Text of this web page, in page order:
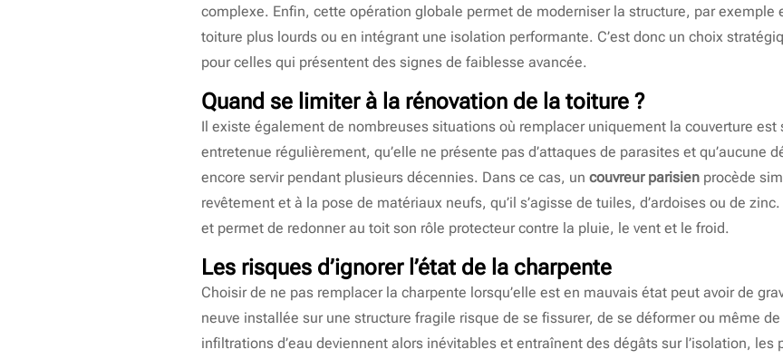
complexe. Enfin, cette opération globale permet de moderniser la structure, par exemple
toiture plus lourds ou en intégrant une isolation performante. C’est donc un choix
pour celles qui présentent des signes de faiblesse avancée.
Quand se limiter à la rénovation de la toiture ?
Il existe également de nombreuses situations où remplacer uniquement la couverture
entretenue régulièrement, qu’elle ne présente pas d’attaques de parasites et qu’aucune
encore servir pendant plusieurs décennies. Dans ce cas, un couvreur parisien procède
revêtement et à la pose de matériaux neufs, qu’il s’agisse de tuiles, d’ardoises ou de
et permet de redonner au toit son rôle protecteur contre la pluie, le vent et le froid.
Les risques d’ignorer l’état de la charpente
Choisir de ne pas remplacer la charpente lorsqu’elle est en mauvais état peut avoir de
neuve installée sur une structure fragile risque de se fissurer, de se déformer ou même
infiltrations d’eau deviennent alors inévitables et entraînent des dégâts sur l’isolation,